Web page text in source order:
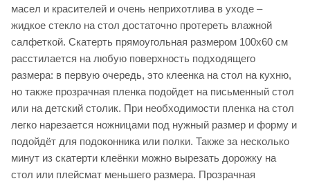
масел и красителей и очень неприхотлива в уходе –
жидкое стекло на стол достаточно протереть влажной
салфеткой. Скатерть прямоугольная размером 100х60 см
расстилается на любую поверхность подходящего
размера: в первую очередь, это клеенка на стол на кухню,
но также прозрачная пленка подойдет на письменный стол
или на детский столик. При необходимости пленка на стол
легко нарезается ножницами под нужный размер и форму и
подойдёт для подоконника или полки. Также за несколько
минут из скатерти клеёнки можно вырезать дорожку на
стол или плейсмат меньшего размера. Прозрачная